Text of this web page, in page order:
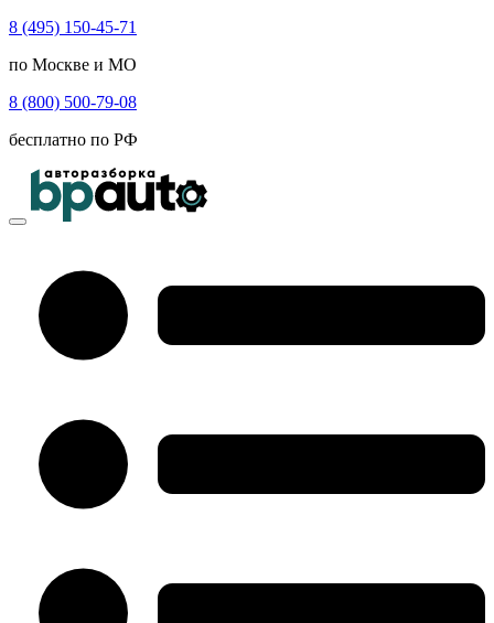
8 (495) 150-45-71
по Москве и МО
8 (800) 500-79-08
бесплатно по РФ